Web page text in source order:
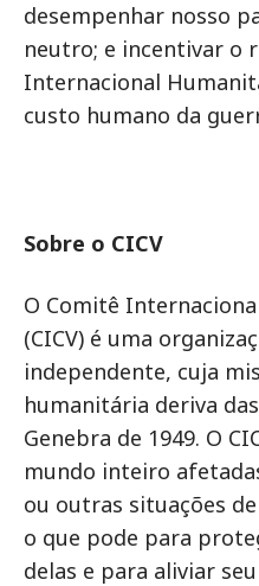
desempenhar nosso
neutro; e incentivar o
Internacional
custo humano da
Sobre o CICV
O Comitê
(CICV) é uma
independente, cuja
humanitária deriva
Genebra de 1949. O
mundo inteiro
ou outras situações
o que pode para
delas e para aliviar